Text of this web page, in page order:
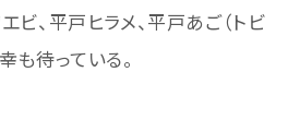
ビ、平戸ヒラメ、平戸あご（トビ
も待っている。